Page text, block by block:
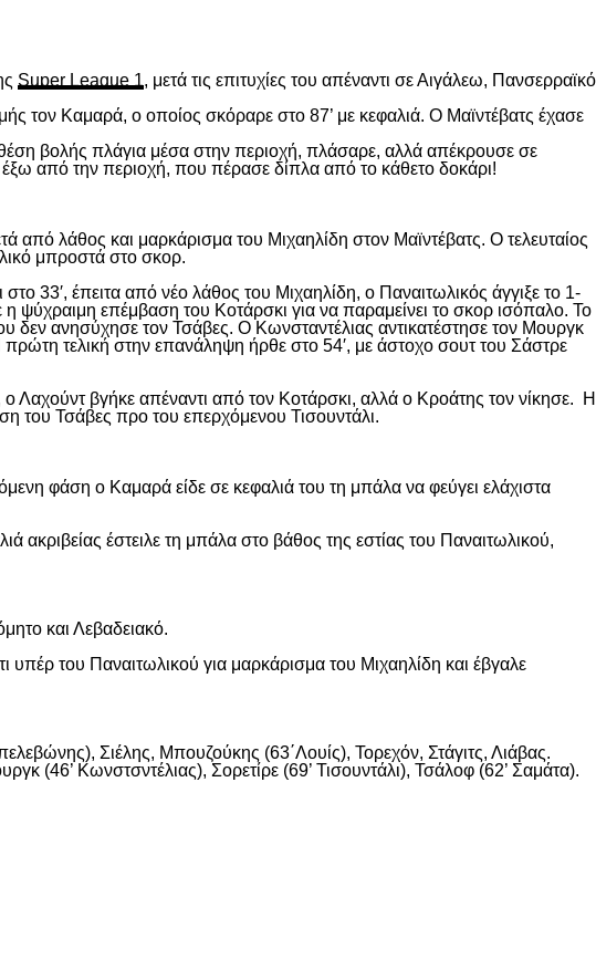
Super League 1, μετά τις επιτυχίες του απέναντι σε Αιγάλεω, Πανσερραϊκό
τον Καμαρά, ο οποίος σκόραρε στο 87’ με κεφαλιά. Ο Μαϊντέβατς έχασε
βολής πλάγια μέσα στην περιοχή, πλάσαρε, αλλά απέκρουσε σε
από την περιοχή, που πέρασε δίπλα από το κάθετο δοκάρι!
λάθος και μαρκάρισμα του Μιχαηλίδη στον Μαϊντέβατς. Ο τελευταίος
μπροστά στο σκορ.
33′, έπειτα από νέο λάθος του Μιχαηλίδη, ο Παναιτωλικός άγγιξε το 1-
ψύχραιμη επέμβαση του Κοτάρσκι για να παραμείνει το σκορ ισόπαλο. Το
ανησύχησε τον Τσάβες. Ο Κωνσταντέλιας αντικατέστησε τον Μουργκ
τελική στην επανάληψη ήρθε στο 54′, με άστοχο σουτ του Σάστρε
βγήκε απέναντι από τον Κοτάρσκι, αλλά ο Κροάτης τον νίκησε. Η
του Τσάβες προ του επερχόμενου Τισουντάλι.
φάση ο Καμαρά είδε σε κεφαλιά του τη μπάλα να φεύγει ελάχιστα
ακριβείας έστειλε τη μπάλα στο βάθος της εστίας του Παναιτωλικού,
και Λεβαδειακό.
του Παναιτωλικού για μαρκάρισμα του Μιχαηλίδη και έβγαλε
Σιέλης, Μπουζούκης (63΄Λουίς), Τορεχόν, Στάγιτς, Λιάβας.
(46’ Κωνστσντέλιας), Σορετίρε (69’ Τισουντάλι), Τσάλοφ (62’ Σαμάτα).